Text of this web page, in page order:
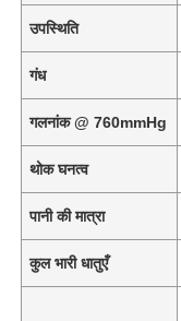
उपस्थिति
गंध
गलनांक @ 760mmHg
थोक घनत्व
पानी की मात्रा
कुल भारी धातुएँ